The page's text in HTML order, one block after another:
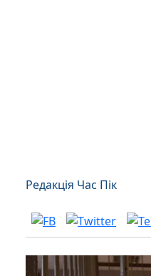
Редакція Час Пік